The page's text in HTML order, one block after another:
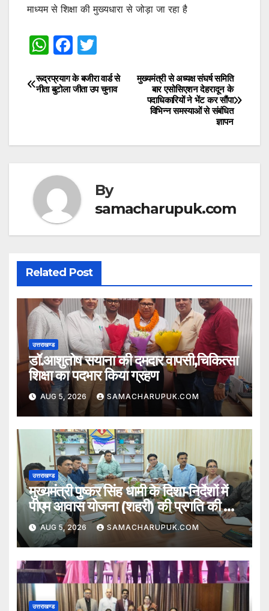
माध्यम से शिक्षा की मुख्यधारा से जोड़ा जा रहा है
W
at
s
p
F
c
o
k
itt
er
Post
मुख्यमंत्री से अध्यक्ष संघर्ष समिति
बार एसोसिएशन देहरादून के
पदाधिकारियों ने भेंट कर सौंपा
विभिन्न समस्याओं से संबंधित
ज्ञापन
रूद्रप्रयाग के बजीरा वार्ड से
नीता बुटोला जीता उप चुनाव
By
samacharupuk.com
Related Post
उत्तराखण्ड
डॉ.आशुतोष सयाना की दमदार वापसी,चिकित्सा
शिक्षा का पदभार किया ग्रहण
AUG 5, 2026 SAMACHARUPUK.COM
उत्तराखण्ड
मुख्यमंत्री पुष्कर सिंह धामी के दिशा-निर्देशों में
पीएम आवास योजना (शहरी) की प्रगति की हुई
समीक्षा
AUG 5, 2026 SAMACHARUPUK.COM
उत्तराखण्ड